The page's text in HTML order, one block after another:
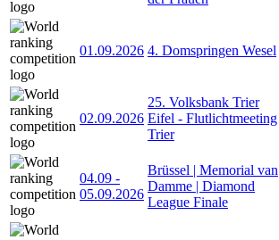
01.09.2026 4. Domspringen Wesel
02.09.2026
25. Volksbank Trier
Eifel - Flutlichtmeeting
Trier
04.09 -
05.09.2026
Brüssel | Memorial van
Damme | Diamond
League Finale